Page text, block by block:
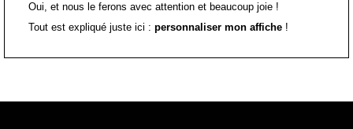
Oui, et nous le ferons avec attention et beaucoup joie !
Tout est expliqué juste ici : personnaliser mon affiche !